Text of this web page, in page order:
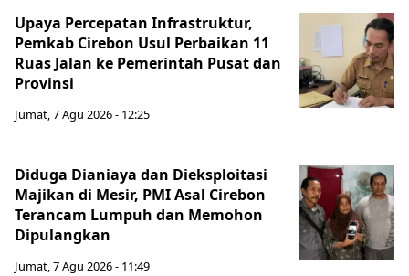
Upaya Percepatan Infrastruktur,
Pemkab Cirebon Usul Perbaikan 11
Ruas Jalan ke Pemerintah Pusat dan
Provinsi
Jumat, 7 Agu 2026 - 12:25
Diduga Dianiaya dan Dieksploitasi
Majikan di Mesir, PMI Asal Cirebon
Terancam Lumpuh dan Memohon
Dipulangkan
Jumat, 7 Agu 2026 - 11:49